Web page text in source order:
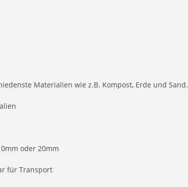
Materialien wie z.B. Kompost, Erde und Sand.
oder 20mm
für Transport